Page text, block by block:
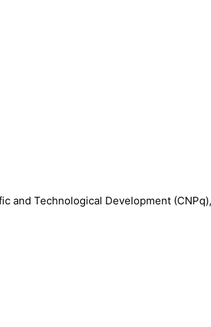
and Technological Development